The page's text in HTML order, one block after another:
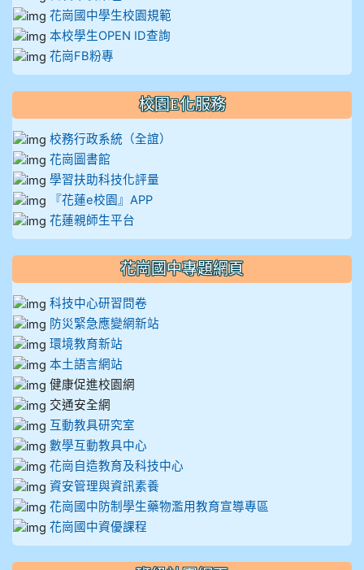
花崗國中學生校園規範
本校學生OPEN ID查詢
花崗FB粉專
校園E化服務
校務行政系統（全誼）
花崗圖書館
學習扶助科技化評量
『花蓮e校園』APP
花蓮親師生平台
花崗國中專題網頁
科技中心研習問卷
防災緊急應變網新站
環境教育新站
本土語言網站
健康促進校園網
交通安全網
互動教具研究室
數學互動教具中心
花崗自造教育及科技中心
資安管理與資訊素養
花崗國中防制學生藥物濫用教育宣導專區
花崗國中資優課程